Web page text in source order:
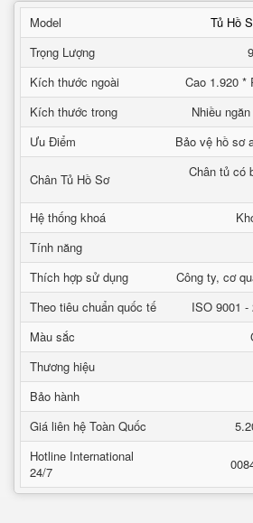
Model
Tủ Hồ
Trọng Lượng
Kích thước ngoài
Cao 1.920 *
Kích thước trong
Nhiều
Ưu Điểm
Bảo vệ hồ sơ
Chân Tủ Hồ Sơ
Chân tủ có
Hệ thống khoá
Tính năng
Thích hợp sử dụng
Công ty, cơ
Theo tiêu chuẩn quốc tế
ISO 9001 -
Màu sắc
Thương hiệu
Bảo hành
Giá liên hệ Toàn Quốc
Hotline International
24/7